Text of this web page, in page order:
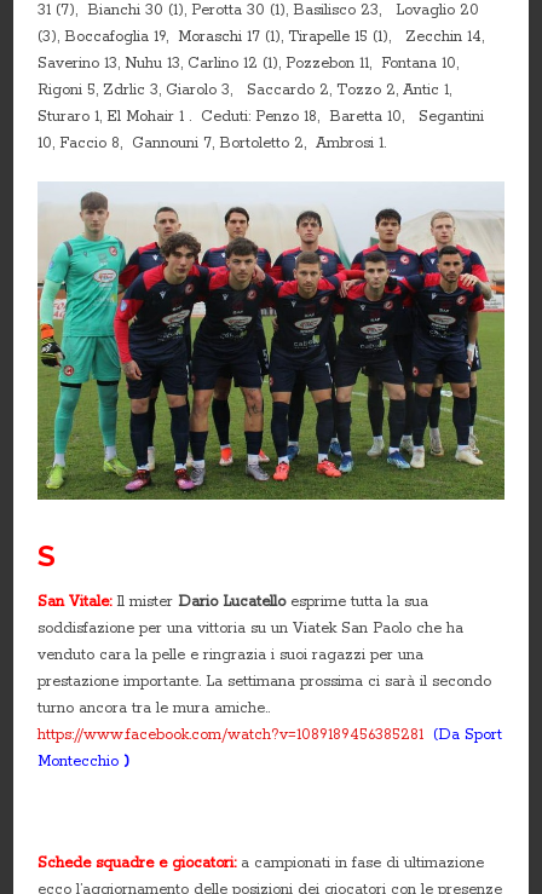
31 (7), Bianchi 30 (1), Perotta 30 (1), Basilisco 23, Lovaglio 20
(3), Boccafoglia 19, Moraschi 17 (1), Tirapelle 15 (1), Zecchin 14,
Saverino 13, Nuhu 13, Carlino 12 (1), Pozzebon 11, Fontana 10,
Rigoni 5, Zdrlic 3, Giarolo 3, Saccardo 2, Tozzo 2, Antic 1,
Sturaro 1, El Mohair 1 . Ceduti: Penzo 18, Baretta 10, Segantini
10, Faccio 8, Gannouni 7, Bortoletto 2, Ambrosi 1.
S
San Vitale: Il misterDario Lucatelloesprime tutta la sua
soddisfazione per una vittoria su un Viatek San Paolo che ha
venduto cara la pelle e ringrazia i suoi ragazzi per una
prestazione importante. La settimana prossima ci sarà il secondo
turno ancora tra le mura amiche..
https://www.facebook.com/watch?v=1089189456385281 (Da Sport
Montecchio )
Schede squadre e giocatori: a campionati in fase di ultimazione
ecco l’aggiornamento delle posizioni dei giocatori con le presenze